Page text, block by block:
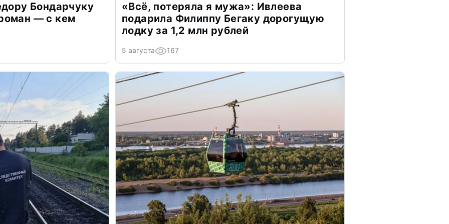
Бондарчуку
— с кем
«Всё, потеряла я мужа»: Ивлеева
подарила Филиппу Бегаку дорогущую
лодку за 1,2 млн рублей
5 августа 167